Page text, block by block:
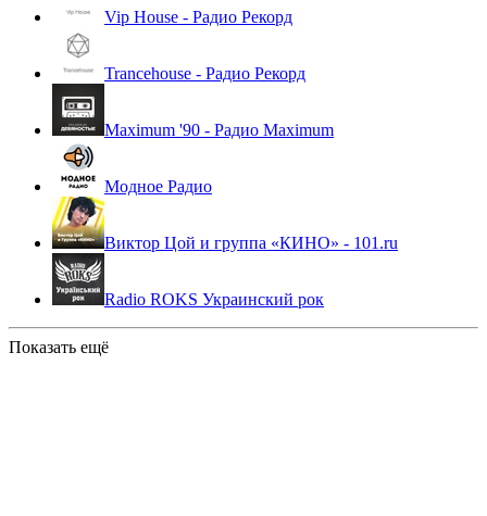
Vip House - Радио Рекорд
Trancehouse - Радио Рекорд
Maximum '90 - Радио Maximum
Модное Радио
Виктор Цой и группа «КИНО» - 101.ru
Radio ROKS Украинский рок
Показать ещё